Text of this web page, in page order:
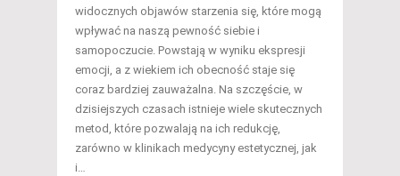
widocznych objawów starzenia się, które mogą
wpływać na naszą pewność siebie i
samopoczucie. Powstają w wyniku ekspresji
emocji, a z wiekiem ich obecność staje się
coraz bardziej zauważalna. Na szczęście, w
dzisiejszych czasach istnieje wiele skutecznych
metod, które pozwalają na ich redukcję,
zarówno w klinikach medycyny estetycznej, jak
i…